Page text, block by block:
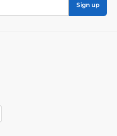
Sign up